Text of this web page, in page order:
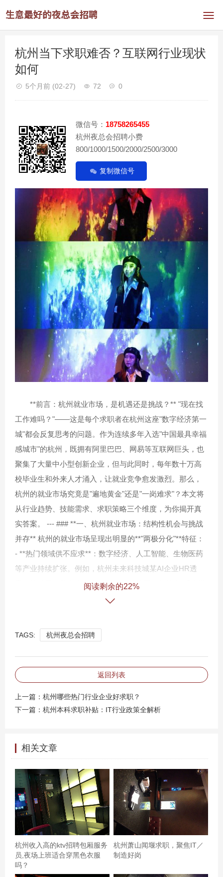
杭州当下求职难否？互联网行业现状
如何
5个月前 (02-27) 72 0
微信号： 18758265455
杭州夜总会招聘小费
800/1000/1500/2000/2500/3000
复制微信号
**前言：杭州就业市场，是机遇还是挑战？** "现在找
工作难吗？"——这是每个求职者在杭州这座"数字经济第一
城"都会反复思考的问题。作为连续多年入选"中国最具幸福
感城市"的杭州，既拥有阿里巴巴、网易等互联网巨头，也
聚集了大量中小型创新企业，但与此同时，每年数十万高
校毕业生和外来人才涌入，让就业竞争愈发激烈。那么，
杭州的就业市场究竟是"遍地黄金"还是"一岗难求"？本文将
从行业趋势、技能需求、求职策略三个维度，为你揭开真
实答案。 --- ### **一、杭州就业市场：结构性机会与挑战
并存** 杭州的就业市场呈现出明显的**"两极分化"**特征：
- **热门领域供不应求**：数字经济、人工智能、生物医药
等产业持续扩张。例如，杭州未来科技城某AI企业HR透
露，算法工程师岗位平均收到300+份简历，但符合"硕士学
历+3年项目经验"要求的候选人不足10%。 - **传统行业竞
现"千人争一岗"现象。某招聘平台数据显示，2023年杭州行
政类岗位平均投递量达217人/职位，远超技术岗的43人/职
位。 **案例**：2022届毕业生小林在杭州求职3个月后发
现，同时掌握Python和SQL技能的"数据分析师"岗位起薪达
竞争激烈。 ### **二、企业需求升级：硬技能与软实力缺
地经验**。例如，某电商公司招聘Java开发时，明确要求
非技术岗**：**数据分析能力**成为加分项。某MCN机构招
聘运营时，优先录取能熟练使用Excel进行流量预测、用
SQL提取用户画像的候选人。 **斜体提示**：*杭州职场人
平均每18个月需要更新一次技能树*——这是猎聘网对2000
名杭州从业者的调研结论。 ### **三、破局之道：差异化
竞争是关键** 在杭州求职，需避免"海投战术"，转而打造个
人标签： 1. **精准定位行业**：结合杭州"五大产业生态
阅读剩余的22%
TAGS: 杭州夜总会招聘
返回列表
上一篇： 杭州哪些热门行业企业好求职？
下一篇： 杭州本科求职补贴：IT行业政策全解析
相关文章
杭州收入高的ktv招聘包厢服务
员,夜场上班适合穿黑色衣服
吗？
杭州萧山闻堰求职，聚焦IT／
制造好岗